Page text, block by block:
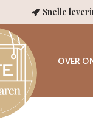
Snelle
OVER